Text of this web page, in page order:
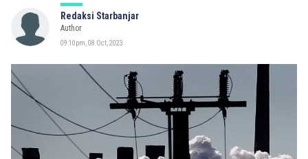
Redaksi Starbanjar
Author
09:10pm, 08 Oct, 2023